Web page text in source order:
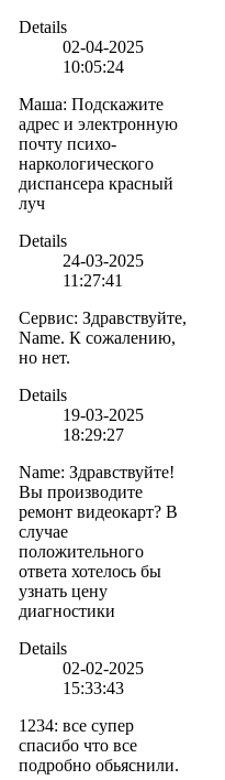
Details
02-04-2025
10:05:24
Маша: Подскажите
адрес и электронную
почту психо-
наркологического
диспансера красный
луч
Details
24-03-2025
11:27:41
Сервис: Здравствуйте,
Name. К сожалению,
но нет.
Details
19-03-2025
18:29:27
Name: Здравствуйте!
Вы производите
ремонт видеокарт? В
случае
положительного
ответа хотелось бы
узнать цену
диагностики
Details
02-02-2025
15:33:43
1234: все супер
спасибо что все
подробно обьяснили.